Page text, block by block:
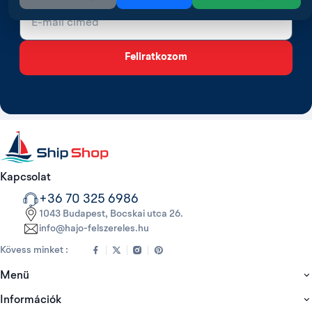
E-mail cím
Feliratkozom
Kapcsolat
+36 70 325 6986
1043 Budapest, Bocskai utca 26.
info@hajo-felszereles.hu
Kövess minket :
Menü
Információk